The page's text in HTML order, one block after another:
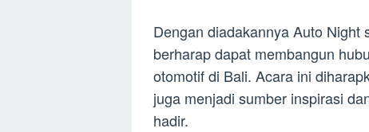
Dengan diadakannya Auto Night
berharap dapat membangun
otomotif di Bali. Acara ini
juga menjadi sumber inspirasi
hadir.